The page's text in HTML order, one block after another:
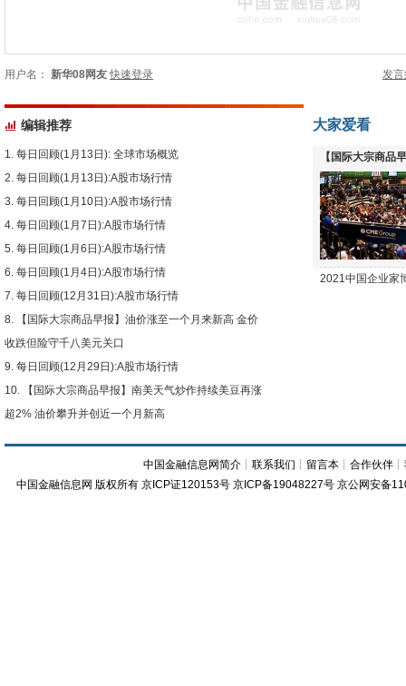
用户名： 新华08网友 快速登录 发
编辑推荐
每日回顾(1月13日): 全球市场概览
每日回顾(1月13日):A股市场行情
每日回顾(1月10日):A股市场行情
每日回顾(1月7日):A股市场行情
每日回顾(1月6日):A股市场行情
每日回顾(1月4日):A股市场行情
每日回顾(12月31日):A股市场行情
【国际大宗商品早报】油价涨至一个月来新高 金价
收跌但险守千八美元关口
每日回顾(12月29日):A股市场行情
【国际大宗商品早报】南美天气炒作持续美豆再涨
超2% 油价攀升并创近一个月新高
大家爱看
【国际大宗商品
下跌
2021中国企业家
中国金融信息网简介 ┊联系我们 ┊ 留言本 ┊合作伙伴 ┊
中国金融信息网 版权所有 京ICP证120153号 京ICP备19048227号 京公网安备